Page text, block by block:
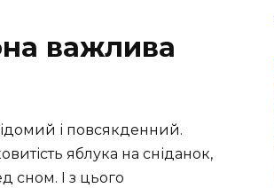
важлива
і повсякденний.
яблука на сніданок,
сном. І з цього